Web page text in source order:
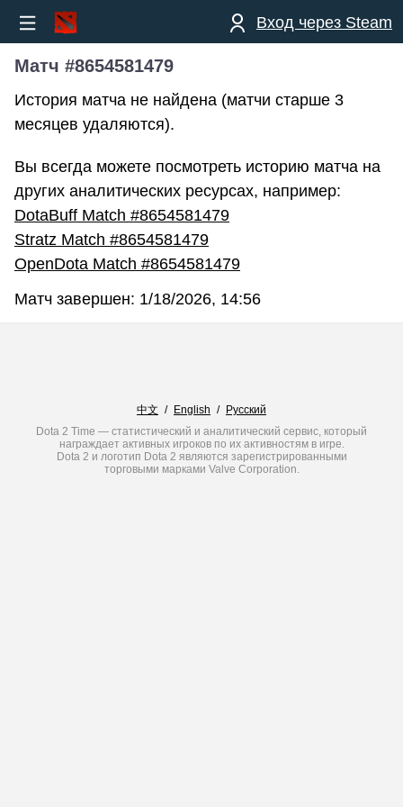
Вход через Steam
Матч #8654581479
История матча не найдена (матчи старше 3
месяцев удаляются).
Вы всегда можете посмотреть историю матча на
других аналитических ресурсах, например:
DotaBuff Match #8654581479
Stratz Match #8654581479
OpenDota Match #8654581479
Матч завершен: 1/18/2026, 14:56
中文 / English / Русский
Dota 2 Time — статистический и аналитический сервис, который
награждает активных игроков по их активностям в игре.
Dota 2 и логотип Dota 2 являются зарегистрированными
торговыми марками Valve Corporation.